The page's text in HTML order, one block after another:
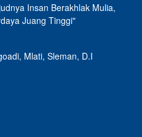
Insan Berakhlak Mulia,
Juang Tinggi"
Mlati, Sleman, D.I